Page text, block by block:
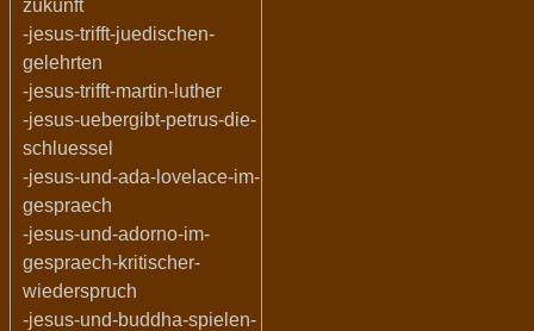
zukunft
-jesus-trifft-juedischen-
gelehrten
-jesus-trifft-martin-luther
-jesus-uebergibt-petrus-die-
schluessel
-jesus-und-ada-lovelace-im-
gespraech
-jesus-und-adorno-im-
gespraech-kritischer-
wiederspruch
-jesus-und-buddha-spielen-